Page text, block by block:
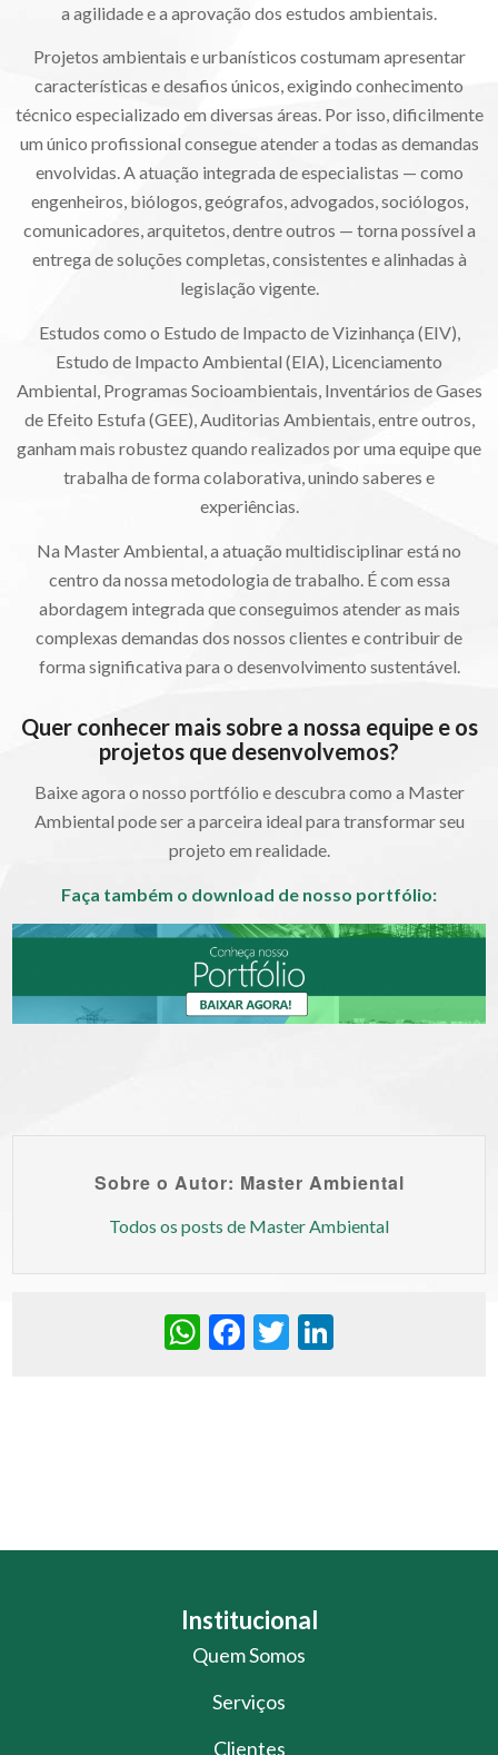
a agilidade e a aprovação dos estudos ambientais.
Projetos ambientais e urbanísticos costumam apresentar
características e desafios únicos, exigindo conhecimento
técnico especializado em diversas áreas. Por isso, dificilmente
um único profissional consegue atender a todas as demandas
envolvidas. A atuação integrada de especialistas — como
engenheiros, biólogos, geógrafos, advogados, sociólogos,
comunicadores, arquitetos, dentre outros — torna possível a
entrega de soluções completas, consistentes e alinhadas à
legislação vigente.
Estudos como o Estudo de Impacto de Vizinhança (EIV),
Estudo de Impacto Ambiental (EIA), Licenciamento
Ambiental, Programas Socioambientais, Inventários de Gases
de Efeito Estufa (GEE), Auditorias Ambientais, entre outros,
ganham mais robustez quando realizados por uma equipe que
trabalha de forma colaborativa, unindo saberes e
experiências.
Na Master Ambiental, a atuação multidisciplinar está no
centro da nossa metodologia de trabalho. É com essa
abordagem integrada que conseguimos atender as mais
complexas demandas dos nossos clientes e contribuir de
forma significativa para o desenvolvimento sustentável.
Quer conhecer mais sobre a nossa equipe e os
projetos que desenvolvemos?
Baixe agora o nosso portfólio e descubra como a Master
Ambiental pode ser a parceira ideal para transformar seu
projeto em realidade.
Faça também o download de nosso portfólio:
Sobre o Autor: Master Ambiental
Todos os posts de Master Ambiental
WhatsApp
Facebook
Twitter
Institucional
Quem Somos
Serviços
Clientes